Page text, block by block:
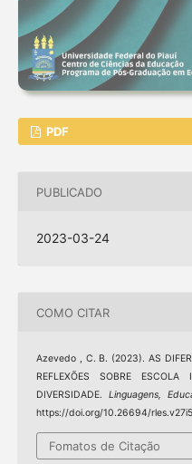
PDF
PUBLICADO
2023-03-24
COMO CITAR
Azevedo , C. B. (2023). AS
REFLEXÕES SOBRE
DIVERSIDADE.Linguagens,
https://doi.org/10.26694/
Fomatos de Citação